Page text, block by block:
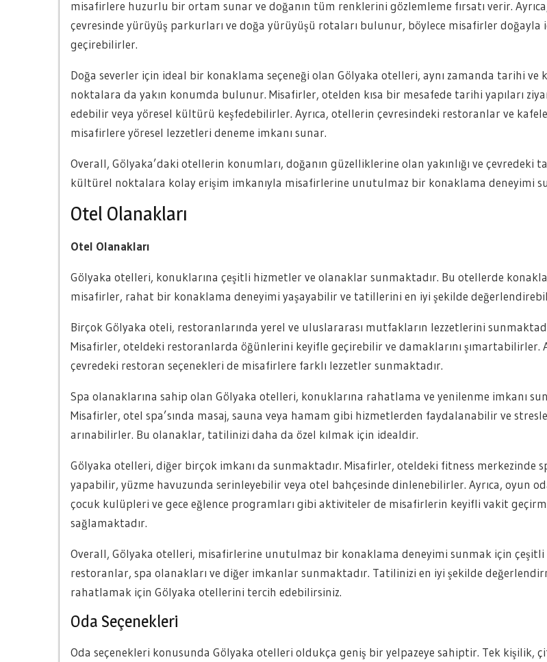
misafirlere huzurlu bir ortam sunar ve doğanın tüm renklerini gözlemleme fırsatı verir.
çevresinde yürüyüş parkurları ve doğa yürüyüşü rotaları bulunur, böylece misafirler doğayla
geçirebilirler.
Doğa severler için ideal bir konaklama seçeneği olan Gölyaka otelleri, aynı zamanda tarihi ve
noktalara da yakın konumda bulunur. Misafirler, otelden kısa bir mesafede tarihi yapıları
edebilir veya yöresel kültürü keşfedebilirler. Ayrıca, otellerin çevresindeki restoranlar ve
misafirlere yöresel lezzetleri deneme imkanı sunar.
Overall, Gölyaka’daki otellerin konumları, doğanın güzelliklerine olan yakınlığı ve çevredeki
kültürel noktalara kolay erişim imkanıyla misafirlerine unutulmaz bir konaklama deneyimi
Otel Olanakları
Otel Olanakları
Gölyaka otelleri, konuklarına çeşitli hizmetler ve olanaklar sunmaktadır. Bu otellerde
misafirler, rahat bir konaklama deneyimi yaşayabilir ve tatillerini en iyi şekilde
Birçok Gölyaka oteli, restoranlarında yerel ve uluslararası mutfakların lezzetlerini
Misafirler, oteldeki restoranlarda öğünlerini keyifle geçirebilir ve damaklarını şımartabilirler.
çevredeki restoran seçenekleri de misafirlere farklı lezzetler sunmaktadır.
Spa olanaklarına sahip olan Gölyaka otelleri, konuklarına rahatlama ve yenilenme imkanı
Misafirler, otel spa’sında masaj, sauna veya hamam gibi hizmetlerden faydalanabilir ve
arınabilirler. Bu olanaklar, tatilinizi daha da özel kılmak için idealdir.
Gölyaka otelleri, diğer birçok imkanı da sunmaktadır. Misafirler, oteldeki fitness merkezinde
yapabilir, yüzme havuzunda serinleyebilir veya otel bahçesinde dinlenebilirler. Ayrıca, oyun
çocuk kulüpleri ve gece eğlence programları gibi aktiviteler de misafirlerin keyifli vakit
sağlamaktadır.
Overall, Gölyaka otelleri, misafirlerine unutulmaz bir konaklama deneyimi sunmak için
restoranlar, spa olanakları ve diğer imkanlar sunmaktadır. Tatilinizi en iyi şekilde
rahatlamak için Gölyaka otellerini tercih edebilirsiniz.
Oda Seçenekleri
Oda seçenekleri konusunda Gölyaka otelleri oldukça geniş bir yelpazeye sahiptir. Tek kişilik,